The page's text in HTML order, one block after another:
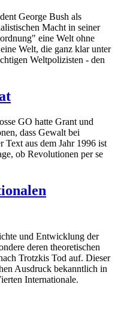
George Bush als
Macht in seiner
eine Welt ohne
Welt, die ganz klar unter
Weltpolizisten - den
GO hatte Grant und
dass Gewalt bei
aus dem Jahr 1996 ist
ob Revolutionen per se
und Entwicklung der
deren theoretischen
Trotzkis Tod auf. Dieser
Ausdruck bekanntlich in
Internationale.